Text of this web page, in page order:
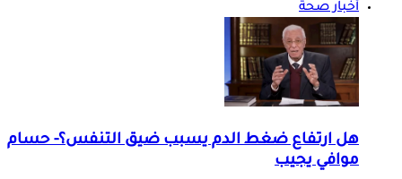
أخبار صحة
هل ارتفاع ضغط الدم يسبب ضيق التنفس؟- حسام
موافي يجيب